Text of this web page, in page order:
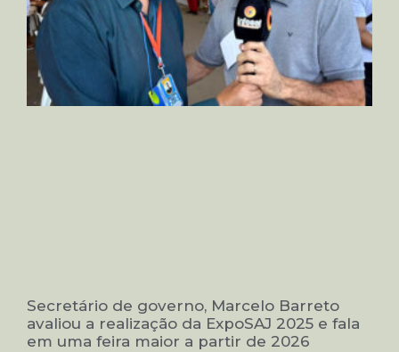
Secretário de governo, Marcelo Barreto
avaliou a realização da ExpoSAJ 2025 e fala
em uma feira maior a partir de 2026